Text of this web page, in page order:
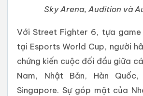
Sky Arena, Audition và
Với Street Fighter 6, tựa
tại Esports World Cup, người
chứng kiến cuộc đối đầu giữa
Nam, Nhật Bản, Hàn
Singapore. Sự góp mặt của